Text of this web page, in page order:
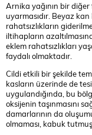
Arnika yağının bir
uyarmasıdır. Beyaz
rahatsızlıkların
iltihapların
eklem rahatsızlıkları
faydalı olmaktadır.
Cildi etkili bir şekilde
kasların üzerinde de
uygulandığında, bu
oksijenin taşınmasını
damarlarının da
olmaması, kabuk